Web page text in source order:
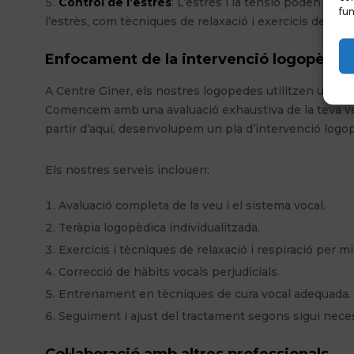
l’estrès, com tècniques de relaxació i exercicis de
Enfocament de la intervenció
A Centre Giner, els nostres logopedes utilitzen un
Comencem amb una avaluació exhaustiva de la
partir d’aquí, desenvolupem un pla d’intervenció
Els nostres serveis inclouen:
Avaluació completa de la veu i el sistema vocal.
Teràpia logopèdica individualitzada.
Exercicis i tècniques de relaxació i respiració per
Correcció de hàbits vocals perjudicials.
Entrenament en tècniques de cura vocal adequada.
Seguiment i ajust del tractament segons sigui